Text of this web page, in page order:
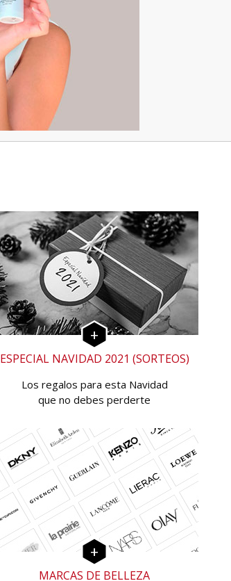
ESPECIAL NAVIDAD 2021 (SORTEOS)
Los regalos para esta Navidad
que no debes perderte
MARCAS DE BELLEZA